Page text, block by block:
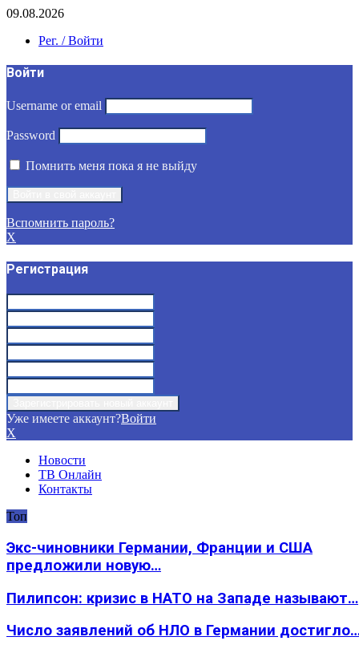
09.08.2026
Рег. / Войти
Войти
Username or email
Password
Помнить меня пока я не выйду
Вспомнить пароль?
X
Регистрация
Уже имеете аккаунт?Войти
X
Новости
ТВ Онлайн
Контакты
Топ
Экс-чиновники Германии, Франции и США
предложили новую…
Пилипсон: кризис в НАТО на Западе называют…
Число заявлений об НЛО в Германии